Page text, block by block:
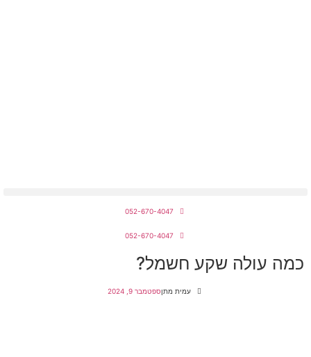
052-670-4047
052-670-4047
כמה עולה שקע חשמל?
עמית מתןספטמבר 9, 2024